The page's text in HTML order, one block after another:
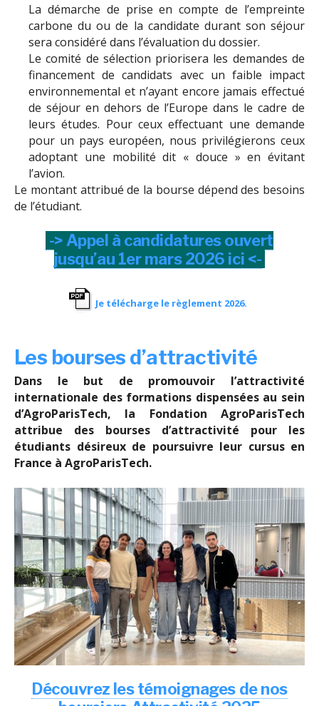
La démarche de prise en compte de l’empreinte
carbone du ou de la candidate durant son séjour
sera considéré dans l’évaluation du dossier.
Le comité de sélection priorisera les demandes de
financement de candidats avec un faible impact
environnemental et n’ayant encore jamais effectué
de séjour en dehors de l’Europe dans le cadre de
leurs études. Pour ceux effectuant une demande
pour un pays européen, nous privilégierons ceux
adoptant une mobilité dit « douce » en évitant
l’avion.
Le montant attribué de la bourse dépend des besoins
de l’étudiant.
-> Appel à candidatures ouvert
jusqu’au 1er mars 2026 ici <-
Je télécharge le règlement 2026.
Les bourses d’attractivité
Dans le but de promouvoir l’attractivité
internationale des formations dispensées au sein
d’AgroParisTech, la Fondation AgroParisTech
attribue des bourses d’attractivité pour les
étudiants désireux de poursuivre leur cursus en
France à AgroParisTech.
Découvrez les témoignages de nos